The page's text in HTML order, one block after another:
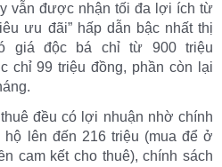
vẫn được nhận tối đa lợi ích từ
ưu đãi” hấp dẫn bậc nhất thị
giá độc bá chỉ từ 900 triệu
chỉ 99 triệu đồng, phần còn lại
đều có lợi nhuận nhờ chính
lên đến 216 triệu (mua để ở
cam kết cho thuê), chính sách